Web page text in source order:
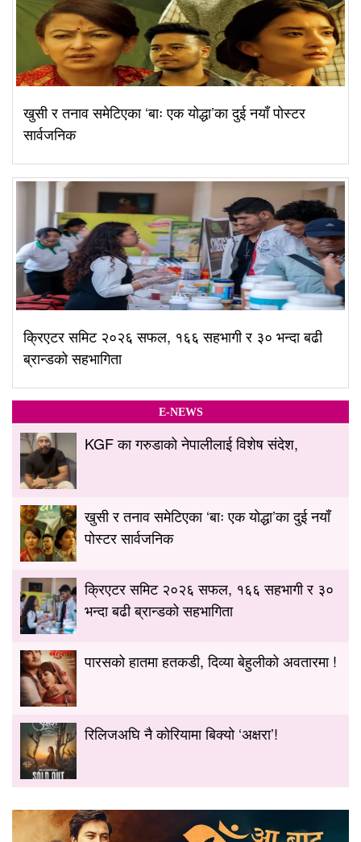
खुसी र तनाव समेटिएका ‘बाः एक योद्धा’का दुई नयाँ पोस्टर
सार्वजनिक
क्रिएटर समिट २०२६ सफल, १६६ सहभागी र ३० भन्दा बढी
ब्रान्डको सहभागिता
E-NEWS
KGF का गरुडाको नेपालीलाई विशेष संदेश,
खुसी र तनाव समेटिएका ‘बाः एक योद्धा’का दुई नयाँ
पोस्टर सार्वजनिक
क्रिएटर समिट २०२६ सफल, १६६ सहभागी र ३०
भन्दा बढी ब्रान्डको सहभागिता
पारसको हातमा हतकडी, दिव्या बेहुलीको अवतारमा !
रिलिजअघि नै कोरियामा बिक्यो ‘अक्षरा’!